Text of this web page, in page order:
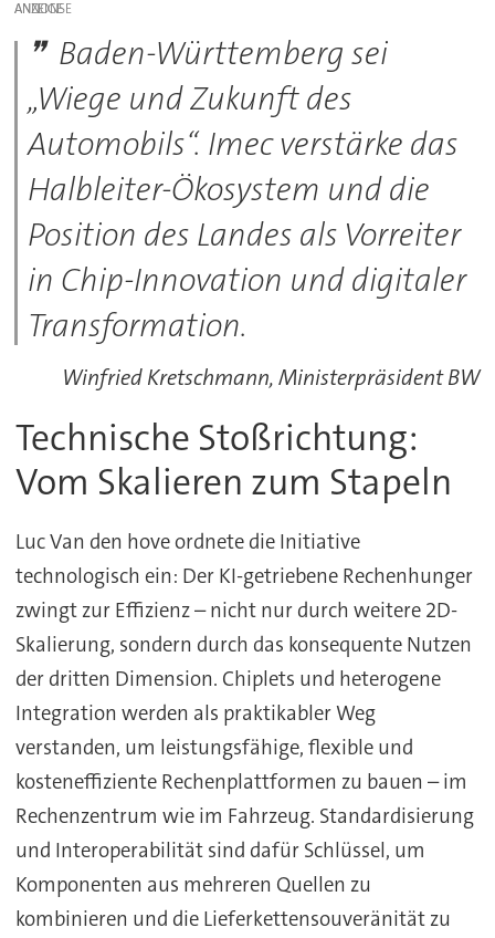
ANZEIGE
Baden-Württemberg sei
„Wiege und Zukunft des
Automobils“. Imec verstärke das
Halbleiter-Ökosystem und die
Position des Landes als Vorreiter
in Chip-Innovation und digitaler
Transformation.
Winfried Kretschmann, Ministerpräsident BW
Technische Stoßrichtung:
Vom Skalieren zum Stapeln
Luc Van den hove ordnete die Initiative
technologisch ein: Der KI-getriebene Rechenhunger
zwingt zur Effizienz – nicht nur durch weitere 2D-
Skalierung, sondern durch das konsequente Nutzen
der dritten Dimension. Chiplets und heterogene
Integration werden als praktikabler Weg
verstanden, um leistungsfähige, flexible und
kosteneffiziente Rechenplattformen zu bauen – im
Rechenzentrum wie im Fahrzeug. Standardisierung
und Interoperabilität sind dafür Schlüssel, um
Komponenten aus mehreren Quellen zu
kombinieren und die Lieferkettensouveränität zu